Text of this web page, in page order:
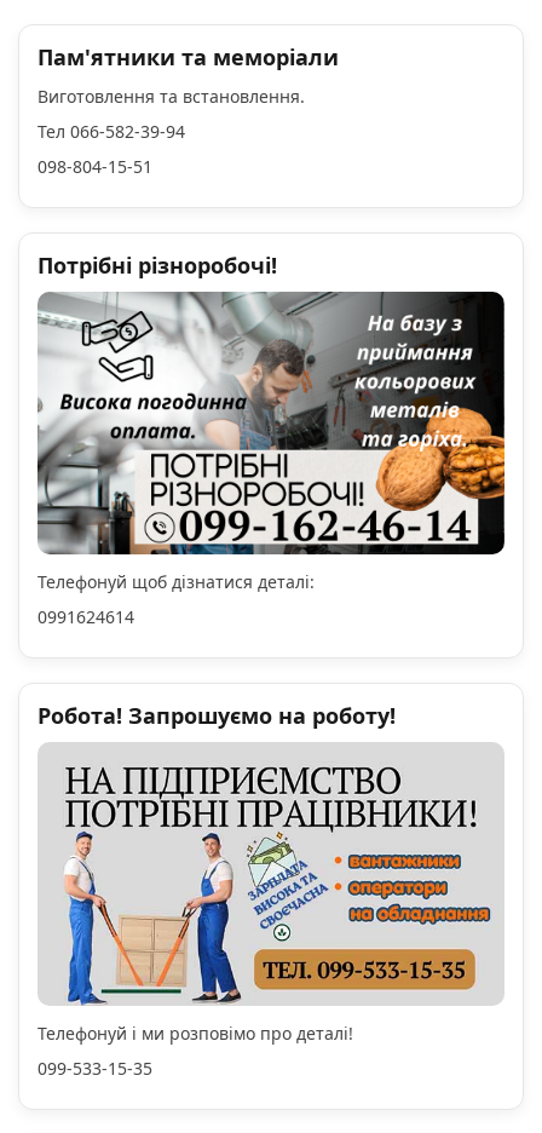
Пам'ятники та меморіали
Виготовлення та встановлення.
Тел 066-582-39-94
098-804-15-51
Потрібні різноробочі!
Телефонуй щоб дізнатися деталі:
0991624614
Робота! Запрошуємо на роботу!
Телефонуй і ми розповімо про деталі!
099-533-15-35